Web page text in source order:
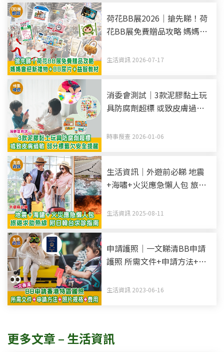
荷花BB展2026｜搶先睇！荷
花BB展免費贈品攻略 媽媽會
生活資訊 2026-07-17
消委會測試｜3款泥膠黏土玩
具防腐劑超標 或致皮膚過敏
時事搜查 2026-01-06
生活資訊｜外遊前必睇 地震
+海嘯+火災應急懶人包 旅遊
生活資訊 2025-08-11
申請護照｜一文睇清BB申請
護照 所需文件+申請方法+照
生活資訊 2023-06-16
更多文章 – 生活資訊